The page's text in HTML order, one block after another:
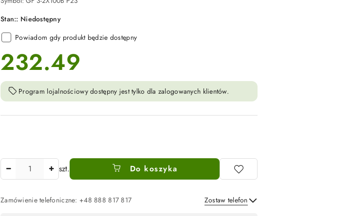
Stan:: Niedostępny
Powiadom gdy produkt będzie dostępny
cena:
232.49
Program lojalnościowy dostępny jest tylko dla zalogowanych klientów.
szt. Do koszyka
Zamówienie telefoniczne: +48 888 817 817 Zostaw telefon